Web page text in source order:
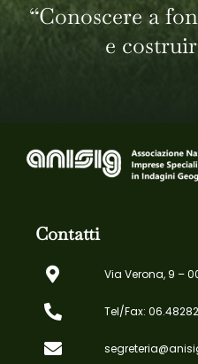
“Conoscere a
e
Contatti
Via Verona, 9 –
Tel/Fax: